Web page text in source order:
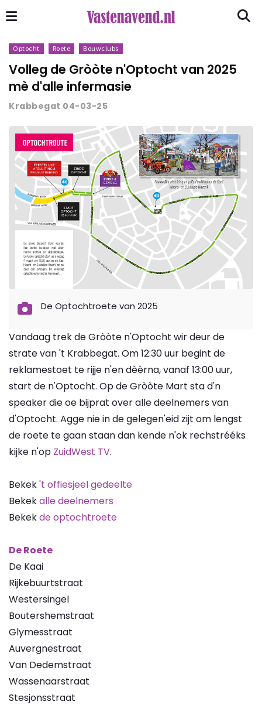
Optocht Roete Bouwclubs
Volleg de Gròòte n'Optocht van 2025
mè d'alle infermasie
Krabbegat 04-03-25
De Optochtroete van 2025
Vandaag trek de Gròòte n'Optocht wir deur de
strate van 't Krabbegat. Om 12:30 uur begint de
reklamestoet te rijje n'en dèèrna, vanaf 13:00 uur,
start de n'Optocht. Op de Gròòte Mart sta d'n
speaker die oe bijprat over alle deelnemers van
d'Optocht. Agge nie in de gelegen'eid zijt om lengst
de roete te gaan staan dan kende n'ok rechstrééks
kijke n'op ZuidWest TV.
Bekek't offiesjeel gedeelte
Bekekalle deelnemers
Bekekde optochtroete
De Roete
De Kaai
Rijkebuurtstraat
Westersingel
Boutershemstraat
Glymesstraat
Auvergnestraat
Van Dedemstraat
Wassenaarstraat
Stesjonsstraat